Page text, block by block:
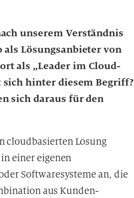
unserem Verständnis
Lösungsanbieter von
als „Leader im Cloud-
sich hinter diesem Begriff?
sich daraus für den
cloudbasierten Lösung
einer eigenen
Softwaresysteme an, die
aus Kunden-